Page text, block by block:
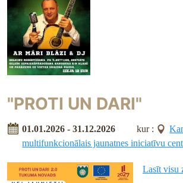
"PROTI UN DARI"
01.01.2026 - 31.12.2026 kur :
multifunkcionālais jaunatnes iniciatīvu
Lasīt visu